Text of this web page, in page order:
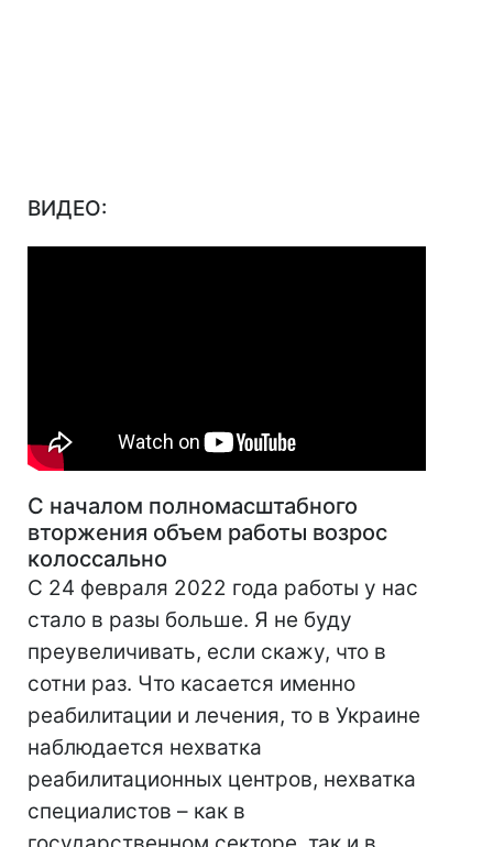
ВИДЕО:
С началом полномасштабного
вторжения объем работы возрос
колоссально
С 24 февраля 2022 года работы у нас
стало в разы больше. Я не буду
преувеличивать, если скажу, что в
сотни раз. Что касается именно
реабилитации и лечения, то в Украине
наблюдается нехватка
реабилитационных центров, нехватка
специалистов – как в